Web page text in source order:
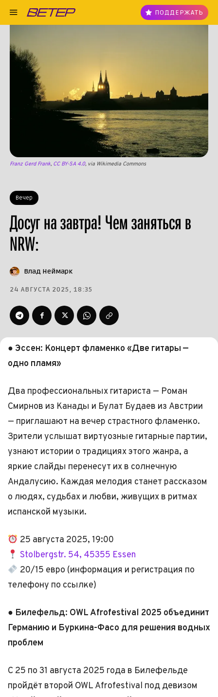
ПОДДЕРЖАТЬ
Вечер
Досуг на завтра! Чем заняться в
NRW:
Franz Gerd Frank, CC BY-SA 4.0, via Wikimedia Commons
Влад Неймарк
24 АВГУСТА 2025, 18:35
● Эссен: Концерт фламенко «Две гитары —
одно пламя»
Два профессиональных гитариста — Роман
Смирнов из Канады и Булат Будаев из Австрии
— приглашают на вечер страстного фламенко.
Зрители услышат виртуозные гитарные партии,
узнают истории о традициях этого жанра, а
яркие слайды перенесут их в солнечную
Андалусию. Каждая мелодия станет рассказом
о людях, судьбах и любви, живущих в ритмах
испанской музыки.
25 августа 2025, 19:00
Stolbergstr. 54, 45355 Essen
20/15 евро (информация и регистрация по
телефону по ссылке)
● Билефельд: OWL Afrofestival 2025 объединит
Германию и Буркина-Фасо для решения водных
проблем
С 25 по 31 августа 2025 года в Билефельде
пройдёт второй OWL Afrofestival под девизом